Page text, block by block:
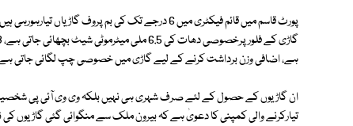
پورٹ قاسم میں قائم فیکٹری میں 6 درجے تک کی بم
ہے، اضافی وزن برداشت کرنے کے لیے گاڑی میں خصوصی چپ لگائی جاتی ہے
ان گاڑیوں کے حصول کے لئے صرف شہری ہی نہیں بلکہ وی وی آئی پی
تیارکرنے والی کمپنی کا دعویٰ ہے کہ بیرون ملک سے منگوائی گئی گاڑیوں کی